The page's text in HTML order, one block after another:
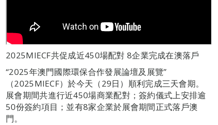
2025MIECF共促成近450場配對 8企業完成在澳落戶
“2025年澳門國際環保合作發展論壇及展覽”
（2025MIECF）於今天（29日）順利完成三天會期。
展會期間共進行近450場商業配對；簽約儀式上安排逾
50份簽約項目；並有8家企業於展會期間正式落戶澳
門。